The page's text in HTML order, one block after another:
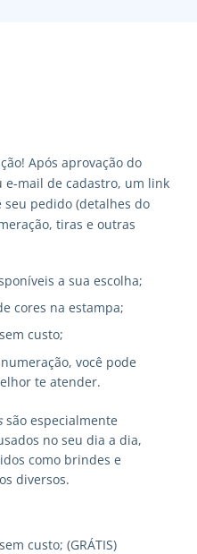
Após aprovação do
e-mail de cadastro, um link
pedido (detalhes do
tiras e outras
a sua escolha;
cores na estampa;
custo;
você pode
te atender.
são especialmente
no seu dia a dia,
como brindes e
diversos.
custo; (GRÁTIS)